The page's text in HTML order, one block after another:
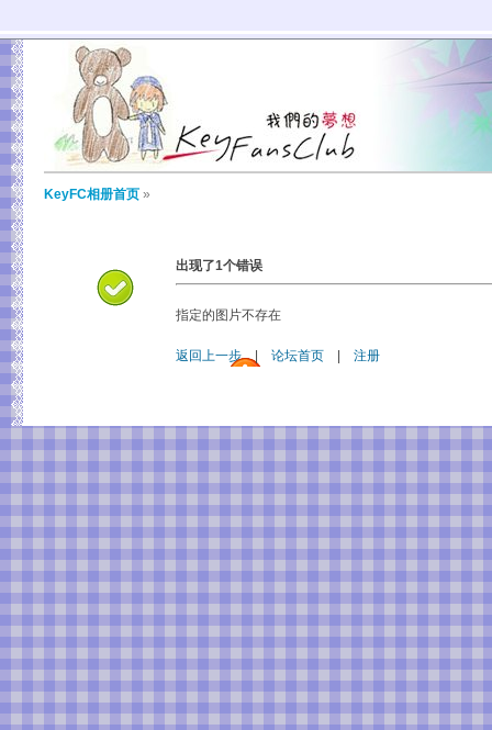
KeyFC相册首页 »
出现了1个错误
指定的图片不存在
返回上一步| 论坛首页 注册